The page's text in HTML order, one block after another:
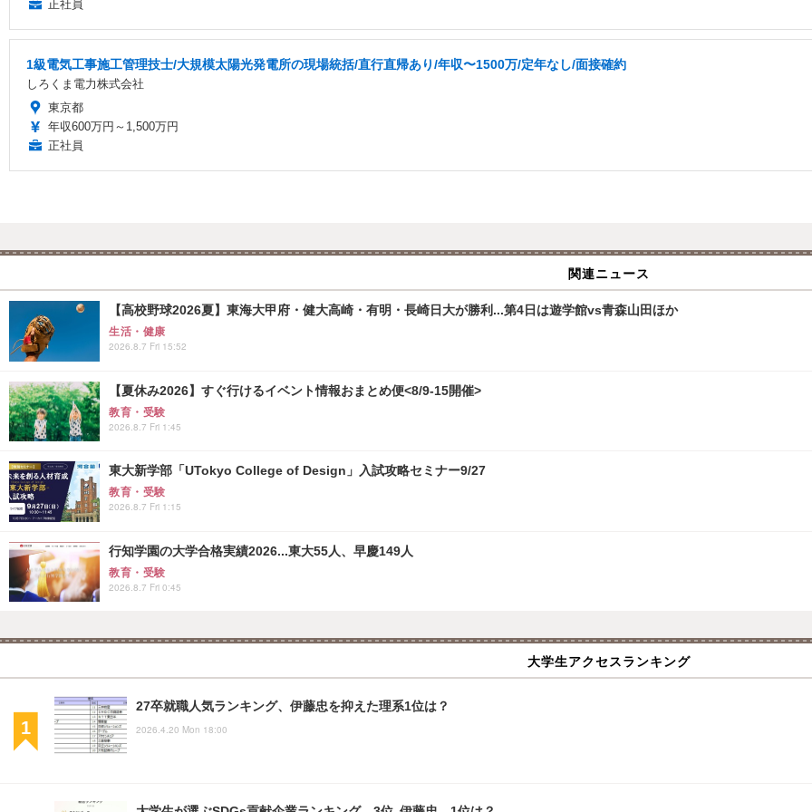
正社員
1級電気工事施工管理技士/大規模太陽光発電所の現場統括/直行直帰あり/年収〜1500万/定年なし/面接確約
しろくま電力株式会社
東京都
年収600万円～1,500万円
正社員
関連ニュース
【高校野球2026夏】東海大甲府・健大高崎・有明・長崎日大が勝利...第4日は遊学館vs青森山田ほか
生活・健康
2026.8.7 Fri 15:52
【夏休み2026】すぐ行けるイベント情報おまとめ便<8/9-15開催>
教育・受験
2026.8.7 Fri 1:45
東大新学部「UTokyo College of Design」入試攻略セミナー9/27
教育・受験
2026.8.7 Fri 1:15
行知学園の大学合格実績2026...東大55人、早慶149人
教育・受験
2026.8.7 Fri 0:45
大学生アクセスランキング
27卒就職人気ランキング、伊藤忠を抑えた理系1位は？
2026.4.20 Mon 18:00